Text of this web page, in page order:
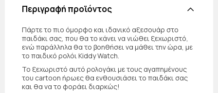
Περιγραφή προϊόντος
Πάρτε το πιο όμορφο και ιδανικό αξεσουάρ στο
παιδάκι σας, που θα το κάνει να νιώθει ξεχωριστό,
ενώ παράλληλα θα το βοηθήσει να μάθει την ώρα, με
το παιδικό ρολόι Kiddy Watch.
Το ξεχωριστό αυτό ρολογάκι με τους αγαπημένους
του cartoon ήρωες θα ενθουσιάσει το παιδάκι σας
και θα να το φοράει διαρκώς!